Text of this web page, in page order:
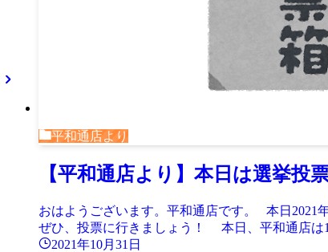
平和通店より
【平和通店より】本日は選挙投
おはようございます。平和通店です。 本日2021
ぜひ、投票に行きましょう！ 本日、平和通店は
2021年10月31日